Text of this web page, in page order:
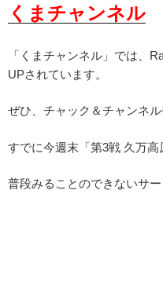
くまチャンネル
「くまチャンネル」では、
UPされています。
ぜひ、チャック＆チャンネ
すでに今週末「第3戦 久万
普段みることのできないサ